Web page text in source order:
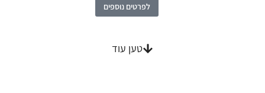
לפרטים נוספים
טען עוד